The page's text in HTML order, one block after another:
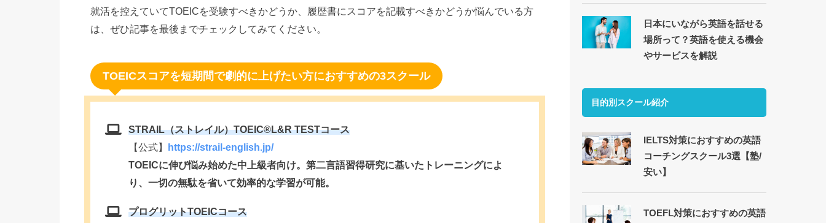
就活を控えていてTOEICを受験すべきかどうか、履歴書にスコアを記載すべきかどうか悩んでいる方
は、ぜひ記事を最後までチェックしてみてください。
TOEICスコアを短期間で劇的に上げたい方におすすめの3スクール
STRAIL（ストレイル）TOEIC®️L&R TESTコース
【公式】
https://strail-english.jp/
TOEICに伸び悩み始めた中上級者向け。第二言語習得研究に基いたトレーニングによ
り、一切の無駄を省いて効率的な学習が可能。
プログリットTOEICコース
日本にいながら英語を話せる
場所って？英語を使える機会
やサービスを解説
目的別スクール紹介
IELTS対策におすすめの英語
コーチングスクール3選【塾/
安い】
TOEFL対策におすすめの英語